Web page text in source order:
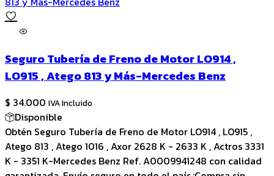
Seguro Tubería de Freno de Motor LO914 ,
LO915 , Atego 813 y Más-Mercedes Benz
$ 34.000 IVA Incluido
Disponible
Obtén Seguro Tubería de Freno de Motor LO914 , LO915 ,
Atego 813 , Atego 1016 , Axor 2628 K - 2633 K , Actros 3331
K - 3351 K-Mercedes Benz Ref. A0009941248 con calidad